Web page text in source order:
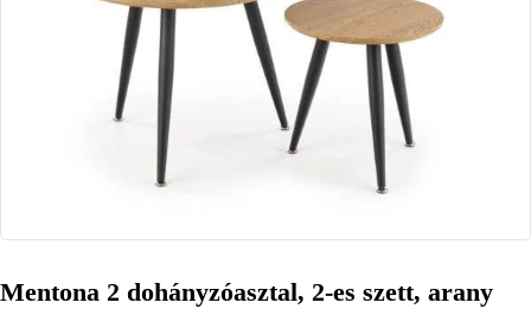
Mentona 2 dohányzóasztal, 2-es szett, arany